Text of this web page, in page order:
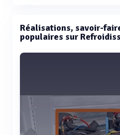
Réalisations, savoir-
populaires sur